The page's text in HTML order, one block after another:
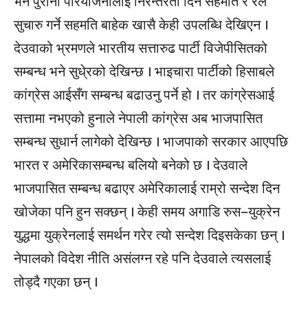
सुचारु गर्ने सहमति बाहेक खासै केही उपलब्धि देखिएन ।
देउवाको भ्रमणले भारतीय सत्तारुढ पार्टी विजेपीसितको
सम्बन्ध भने सुधे्रको देखिन्छ । भाइचारा पार्टीको हिसाबले
कांग्रेस आईसँग सम्बन्ध बढाउनु पर्ने हो । तर कांग्रेसआई
सत्तामा नभएको हुनाले नेपाली कांग्रेस अब भाजपासित
सम्बन्ध सुधार्न लागेको देखिन्छ । भाजपाको सरकार आएपछि
भारत र अमेरिकासम्बन्ध बलियो बनेको छ । देउवाले
भाजपासित सम्बन्ध बढाएर अमेरिकालाई राम्रो सन्देश दिन
खोजेका पनि हुन सक्छन् । केही समय अगाडि रुस–युक्रेन
युद्धमा युक्रेनलाई समर्थन गरेर त्यो सन्देश दिइसकेका छन् ।
नेपालको विदेश नीति असंलग्न रहे पनि देउवाले त्यसलाई
तोड्दै गएका छन् ।